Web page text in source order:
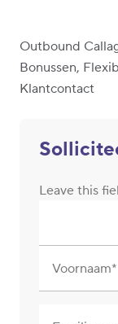
Outbound
Bonussen,
Klantcontact
Leave this
Voornaam